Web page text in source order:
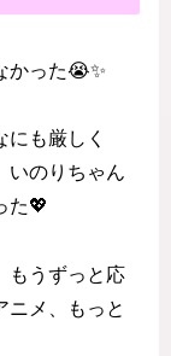
かった😭✨
も厳しく
いのりちゃん
た💖
もうずっと応
ニメ、もっと